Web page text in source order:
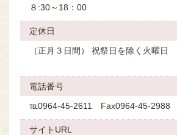
８:30～18：00
定休⽇
（正月３日間） 祝祭日を除く火曜日
電話番号
℡0964-45-2611 Fax0964-45-2988
サイトURL